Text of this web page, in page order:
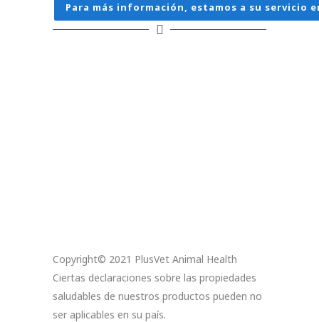
Para más información, estamos a su servicio
Copyright© 2021 PlusVet Animal Health
Ciertas declaraciones sobre las propiedades
saludables de nuestros productos pueden no
ser aplicables en su país.